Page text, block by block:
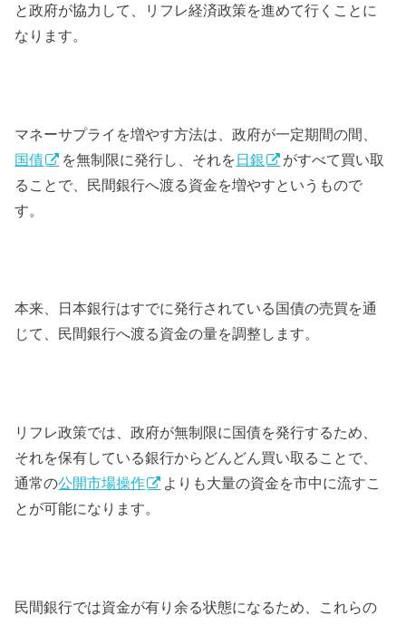
と政府が協力して、リフレ経済政策を進めて行くことに
なります。
マネーサプライを増やす方法は、政府が一定期間の間、
国債
を無制限に発行し、それを日銀
がすべて買い取
ることで、民間銀行へ渡る資金を増やすというもので
す。
本来、日本銀行はすでに発行されている国債の売買を通
じて、民間銀行へ渡る資金の量を調整します。
リフレ政策では、政府が無制限に国債を発行するため、
それを保有している銀行からどんどん買い取ることで、
通常の公開市場操作
よりも大量の資金を市中に流すこ
とが可能になります。
民間銀行では資金が有り余る状態になるため、これらの